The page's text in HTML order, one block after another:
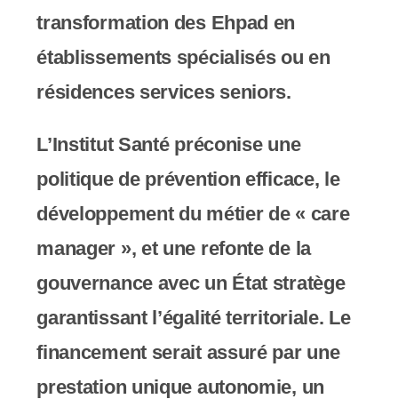
transformation des Ehpad en
établissements spécialisés ou en
résidences services seniors.
L’Institut Santé préconise une
politique de prévention efficace, le
développement du métier de « care
manager », et une refonte de la
gouvernance avec un État stratège
garantissant l’égalité territoriale. Le
financement serait assuré par une
prestation unique autonomie, un